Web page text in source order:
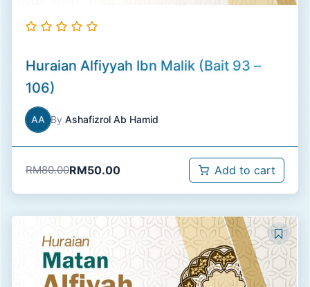
Huraian Alfiyyah Ibn Malik (Bait 93 –
106)
AA By Ashafizrol Ab Hamid
RM80.00RM50.00 Add to cart